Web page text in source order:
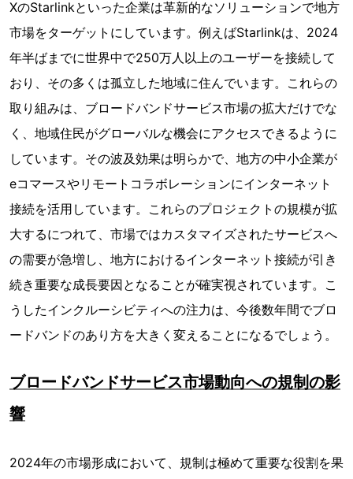
XのStarlinkといった企業は革新的なソリューションで地方
市場をターゲットにしています。例えばStarlinkは、2024
年半ばまでに世界中で250万人以上のユーザーを接続して
おり、その多くは孤立した地域に住んでいます。これらの
取り組みは、ブロードバンドサービス市場の拡大だけでな
く、地域住民がグローバルな機会にアクセスできるように
しています。その波及効果は明らかで、地方の中小企業が
eコマースやリモートコラボレーションにインターネット
接続を活用しています。これらのプロジェクトの規模が拡
大するにつれて、市場ではカスタマイズされたサービスへ
の需要が急増し、地方におけるインターネット接続が引き
続き重要な成長要因となることが確実視されています。こ
うしたインクルーシビティへの注力は、今後数年間でブロ
ードバンドのあり方を大きく変えることになるでしょう。
ブロードバンドサービス市場動向への規制の影
響
2024年の市場形成において、規制は極めて重要な役割を果